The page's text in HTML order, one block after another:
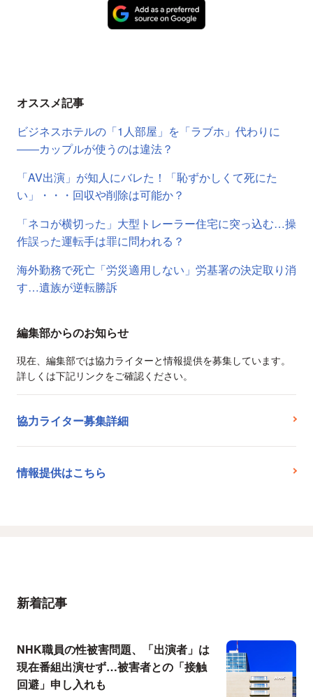
オススメ記事
ビジネスホテルの「1人部屋」を「ラブホ」代わりに
――カップルが使うのは違法？
「AV出演」が知人にバレた！「恥ずかしくて死にた
い」・・・回収や削除は可能か？
「ネコが横切った」大型トレーラー住宅に突っ込む…操
作誤った運転手は罪に問われる？
海外勤務で死亡「労災適用しない」労基署の決定取り消
す…遺族が逆転勝訴
編集部からのお知らせ
現在、編集部では協力ライターと情報提供を募集しています。
詳しくは下記リンクをご確認ください。
協力ライター募集詳細
情報提供はこちら
新着記事
NHK職員の性被害問題、「出演者」は
現在番組出演せず…被害者との「接触
回避」申し入れも